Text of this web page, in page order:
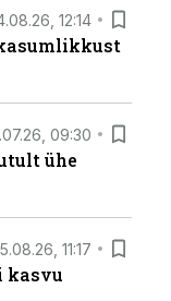
12:14
09:30
ühe
11:17
kasvu